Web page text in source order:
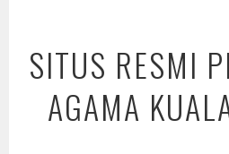
content
SITUS RESMI
AGAMA